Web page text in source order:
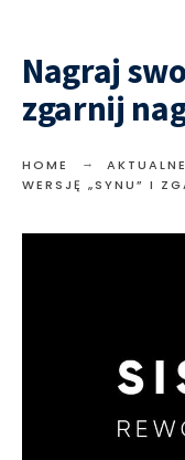
Nagraj
zgarnij
HOME AKTUALNE
WERSJĘ „SYNU” I